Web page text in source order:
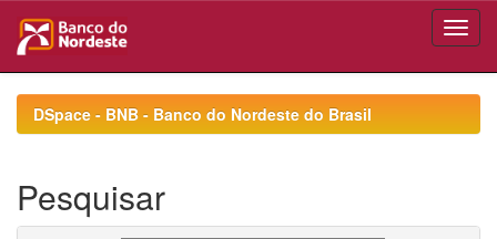
navigationDSpace - BNB - Banco do Nordeste do Brasil
Pesquisar